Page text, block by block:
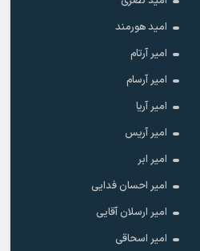
امید هورمند
امیر آرتام
امیر آرسام
امیر آریا
امیر آریس
امیر ابر
امیر احسان فدایی
امیر ارسلان آقایی
امیر اسحاقی